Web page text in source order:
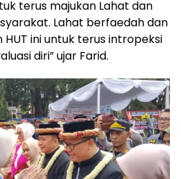
terus majukan Lahat dan
Lahat berfaedah dan
ini untuk terus intropeksi
diri” ujar Farid.